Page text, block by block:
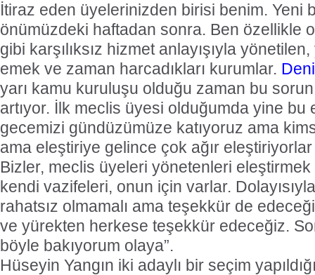
İtiraz eden üyelerinizden birisi benim. Yeni
önümüzdeki haftadan sonra. Ben özellikle
gibi karşılıksız hizmet anlayışıyla
emek ve zaman harcadıkları kurumlar.
yarı kamu kuruluşu olduğu zaman bu
artıyor. İlk meclis üyesi olduğumda yine bu
gecemizi gündüzümüze katıyoruz ama
ama eleştiriye gelince çok ağır eleştiriyorlar
Bizler, meclis üyeleri yönetenleri eleştirmek
kendi vazifeleri, onun için varlar.
rahatsız olmamalı ama teşekkür de
ve yürekten herkese teşekkür edeceğiz.
böyle bakıyorum olaya”.
Hüseyin Yangın iki adaylı bir seçim